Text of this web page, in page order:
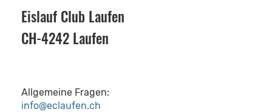
Eislauf Club Laufen
CH-4242 Laufen
Allgemeine Fragen:
info@eclaufen.ch